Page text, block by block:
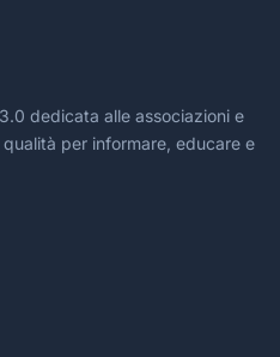
dedicata alle associazioni e
per informare, educare e